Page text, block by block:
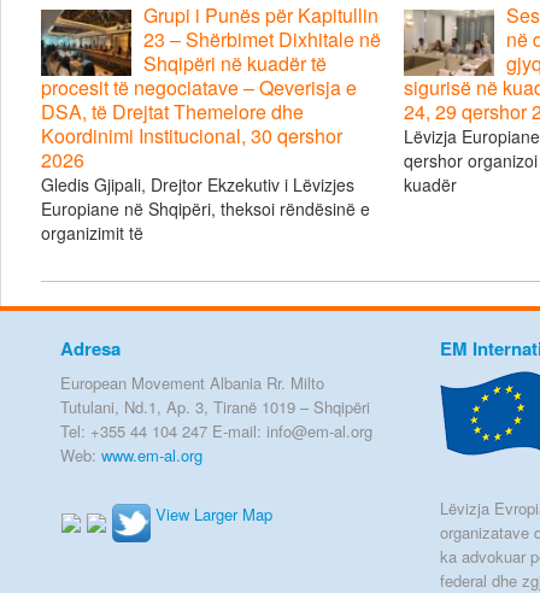
Grupi i Punës për Kapitullin
23 – Shërbimet Dixhitale në
Shqipëri në kuadër të
procesit të negociatave – Qeverisja e
DSA, të Drejtat Themelore dhe
Koordinimi Institucional, 30 qershor
2026
Gledis Gjipali, Drejtor Ekzekutiv i Lëvizjes
Europiane në Shqipëri, theksoi rëndësinë e
organizimit të
në
sigurisë në
24, 29 qershor
Lëvizja
qershor
kuadër
Adresa
European Movement Albania Rr. Milto
Tutulani, Nd.1, Ap. 3, Tiranë 1019 – Shqipëri
Tel: +355 44 104 247 E-mail: info@em-al.org
Web: www.em-al.org
View Larger Map
EM
Lëvizja
organizatave
ka advokuar
federal dhe